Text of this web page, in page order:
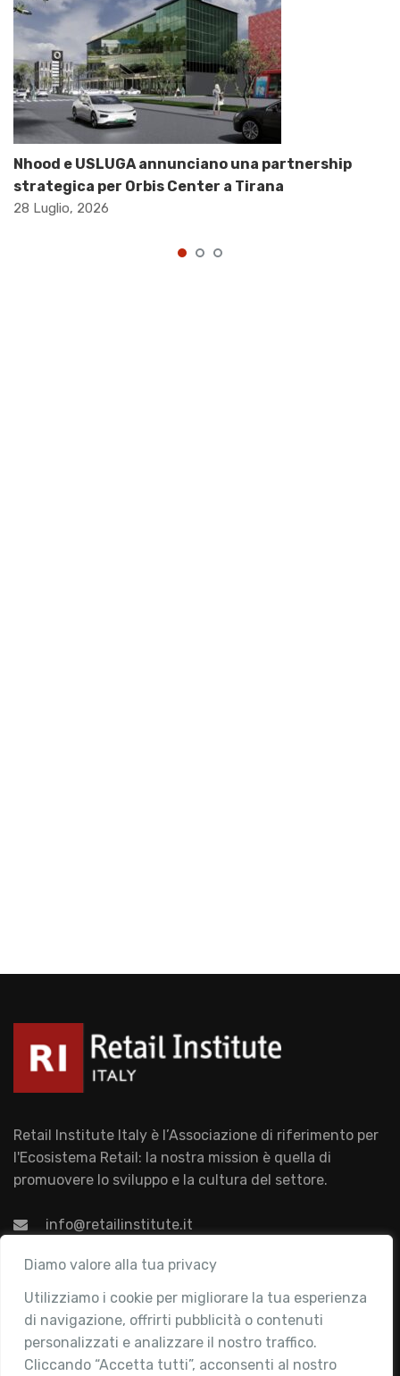
Diamo valore alla tua privacy
Utilizziamo i cookie per migliorare la tua esperienza
di navigazione, offrirti pubblicità o contenuti
personalizzati e analizzare il nostro traffico.
Cliccando “Accetta tutti”, acconsenti al nostro
Nhood e USLUGA annunciano una partnership
strategica per Orbis Center a Tirana
28 Luglio, 2026
Retail Institute Italy è l’Associazione di riferimento per
l'Ecosistema Retail: la nostra mission è quella di
promuovere lo sviluppo e la cultura del settore.
info@retailinstitute.it
Associazione
Chi siamo
Attività
Contatti